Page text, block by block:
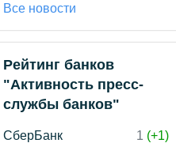
Все новости
Рейтинг банков
"Активность пресс-
службы банков"
СберБанк 1 (+1)